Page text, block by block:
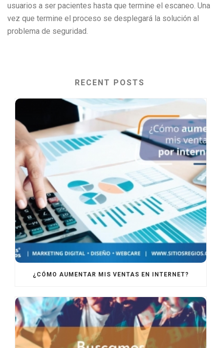
usuarios a ser pacientes hasta que termine el escaneo. Una
vez que termine el proceso se desplegará la solución al
problema de seguridad.
RECENT POSTS
¿CÓMO AUMENTAR MIS VENTAS EN INTERNET?